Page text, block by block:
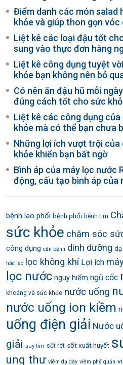
Điểm danh các món salad
khỏe và giúp thon gọn vóc
Liệt kê các loại đậu tốt
sung vào thực đơn hàng
Liệt kê công dụng tuyệt
khỏe bạn không nên bỏ
Có nên ăn đậu hũ mỗi
đúng cách tốt cho sức
Liệt kê các công dụng
khỏe mà có thể bạn chưa
Những lợi ích vượt trội của
khỏe khiến bạn bất ngờ
Bình áp của máy lọc nước
động, cấu tạo bình áp của
bệnh lao phổi bệnh phổi bệnh tim
sức khỏe chăm sóc
công dụng căn bệnh dinh dưỡng dạ
hắc lào lọc không khí Lợi ích
lọc nước nguy hiểm ngũ cốc
khoáng và sức khỏe nước uống
nước uống ion kiềm
uống điện giải Nước
giải suy tim sốt rét sốt xuất huyết
ung thư viêm dạ dày viêm phế quản